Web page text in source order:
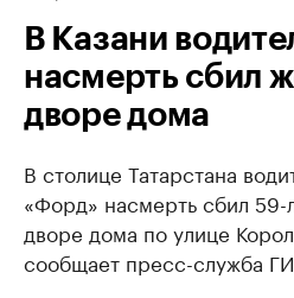
В Казани
насмерть сбил
дворе дома
В столице Татарстана
«Форд» насмерть сбил
дворе дома по улице
сообщает пресс-служба